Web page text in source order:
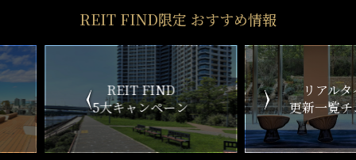
REIT FIND限定 おすすめ情報
ン
リアルタイム
更新一覧チェック
新